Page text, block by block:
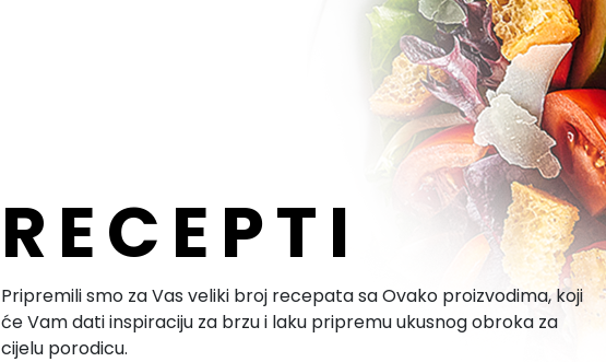
RECEPTI
Pripremili smo za Vas veliki broj recepata sa Ovako proizvodima, koji
će Vam dati inspiraciju za brzu i laku pripremu ukusnog obroka za
cijelu porodicu.